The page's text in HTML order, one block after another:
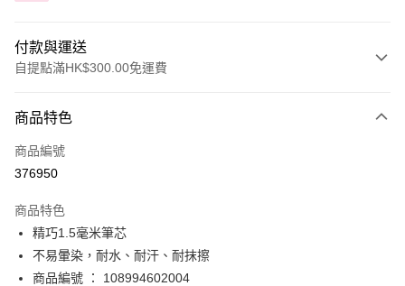
付款與運送
自提點滿HK$300.00免運費
信用卡
Apple Pay
PayMe
WeChat Pay
商品特色
商品編號
376950
商品特色
精巧1.5毫米筆芯
不易暈染，耐水、耐汗、耐抹擦
商品編號 ： 108994602004